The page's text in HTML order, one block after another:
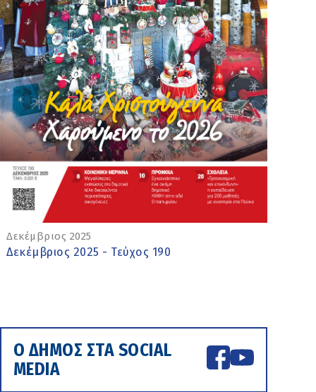
Δεκέμβριος 2025
Δεκέμβριος 2025 - Τεύχος 190
Ο ΔΗΜΟΣ ΣΤΑ SOCIAL
MEDIA